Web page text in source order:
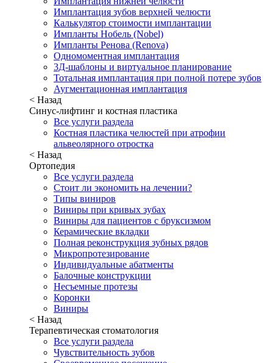
Имплантация зубов верхней челюсти
Калькулятор стоимости имплантации
Импланты Нобель (Nobel)
Импланты Ренова (Renova)
Одномоментная имплантация
3Д-шаблоны и виртуальное планирование
Тотальная имплантация при полной потере зубов
Аугментационная имплантация
< Назад
Синус-лифтинг и костная пластика
Все услуги раздела
Костная пластика челюстей при атрофии
альвеолярного отростка
< Назад
Ортопедия
Все услуги раздела
Стоит ли экономить на лечении?
Типы виниров
Виниры при кривых зубах
Виниры для пациентов с бруксизмом
Керамические вкладки
Полная реконструкция зубных рядов
Микропротезирование
Индивидуальные абатменты
Балочные конструкции
Несъемные протезы
Коронки
Виниры
< Назад
Терапевтическая стоматология
Все услуги раздела
Чувствительность зубов